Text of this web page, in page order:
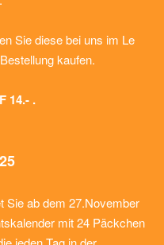
Sie diese bei uns im Le
kaufen.
14.- .
Sie ab dem 27.November
mit 24 Päckchen